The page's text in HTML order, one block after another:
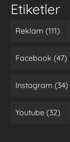
Etiketler
Reklam (111)
Facebook (47)
Instagram (34)
Youtube (32)